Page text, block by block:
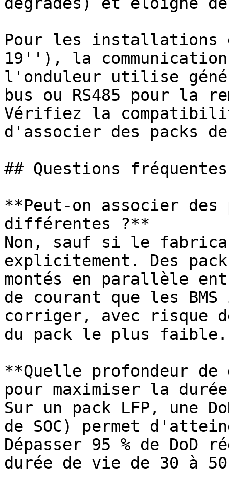
Pour les installations
19''), la
l'onduleur utilise
bus ou RS485 pour la
Vérifiez la
d'associer des packs
## Questions fréquentes
**Peut-on associer des
différentes ?**
Non, sauf si le
explicitement. Des
montés en parallèle
de courant que les
corriger, avec risque
du pack le plus faible.
**Quelle profondeur de
pour maximiser la
Sur un pack LFP, une
de SOC) permet
Dépasser 95 % de
durée de vie de 30 à